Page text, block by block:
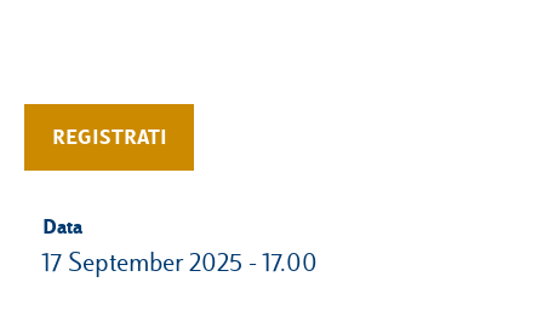
REGISTRATI
Data
17 September 2025 - 17.00